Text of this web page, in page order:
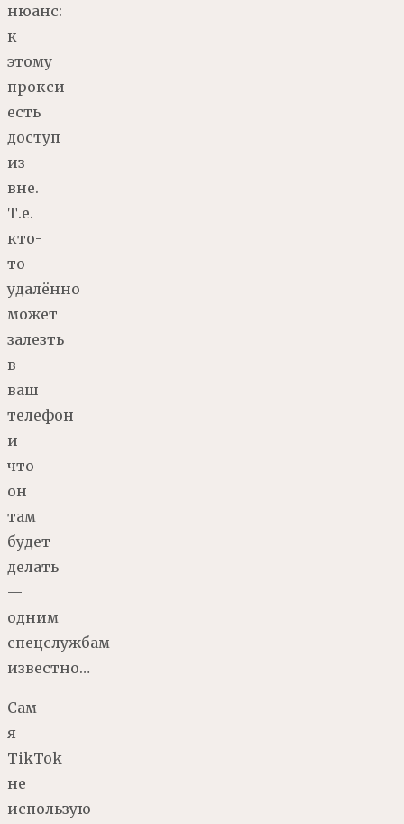
нюанс:
к
этому
прокси
есть
доступ
из
вне.
Т.е.
кто-
то
удалённо
может
залезть
в
ваш
телефон
и
что
он
там
будет
делать
—
одним
спецслужбам
известно…
Сам
я
TikTok
не
использую